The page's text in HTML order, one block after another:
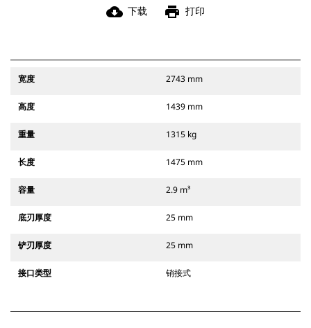
cloud_download 下载 print 打印
宽度 2743 mm
高度 1439 mm
重量 1315 kg
长度 1475 mm
容量 2.9 m³
底刃厚度 25 mm
铲刃厚度 25 mm
接口类型 销接式